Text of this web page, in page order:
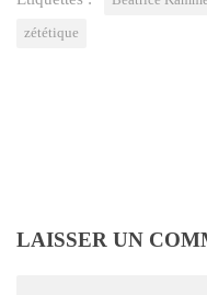
zététique
LAISSER UN